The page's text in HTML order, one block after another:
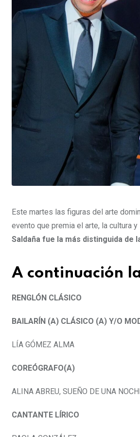
Este martes las figuras del arte
evento que premia el arte, la cultura
Saldaña fue la más distinguida de
A continuación
RENGLÓN CLÁSICO
BAILARÍN (A) CLÁSICO (A) Y/O
LÍA GÓMEZ ALMA
COREÓGRAFO(A)
ALINA ABREU, SUEÑO DE UNA
CANTANTE LÍRICO